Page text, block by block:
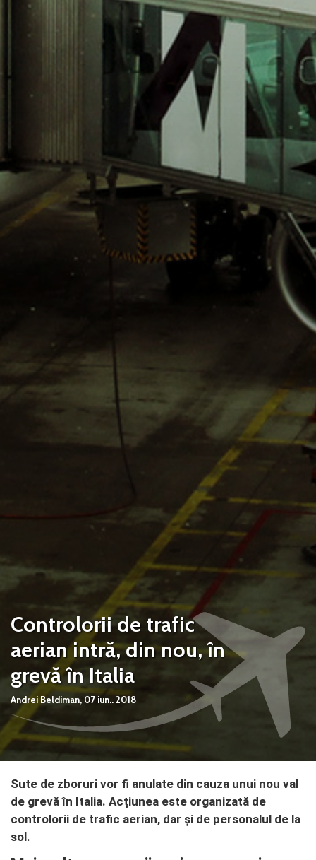
Controlorii de trafic
aerian intră, din nou, în
grevă în Italia
Andrei Beldiman, 07 iun.. 2018
Sute de zboruri vor fi anulate din cauza unui nou val
de grevă în Italia. Acțiunea este organizată de
controlorii de trafic aerian, dar și de personalul de la
sol.